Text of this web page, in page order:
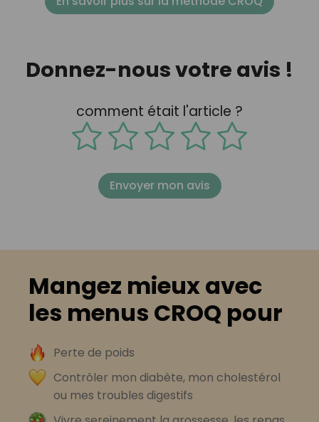
Donnez-nous votre avis !
comment était l'article ?
Envoyer mon avis
Mangez mieux avec
les menus CROQ pour
Perte de poids
Contrôler mon diabète, mon cholestérol
ou mes troubles digestifs